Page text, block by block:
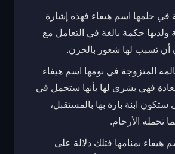
في حلمها اسم هيفاء فهذه إشارة
ولديها حكمة بالغة في التعامل مع
أن تسبب لها شعور بالحزن.
المتزوجة في نومها اسم هيفاء
فهي بشرى لها بأنها ستحمل في
ستكون ابنة بارة بها بالمستقبل،
تحمله الأرحام.
هيفاء بمنامها فتلك دلالة على